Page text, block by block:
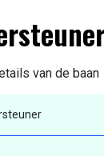
van de baan